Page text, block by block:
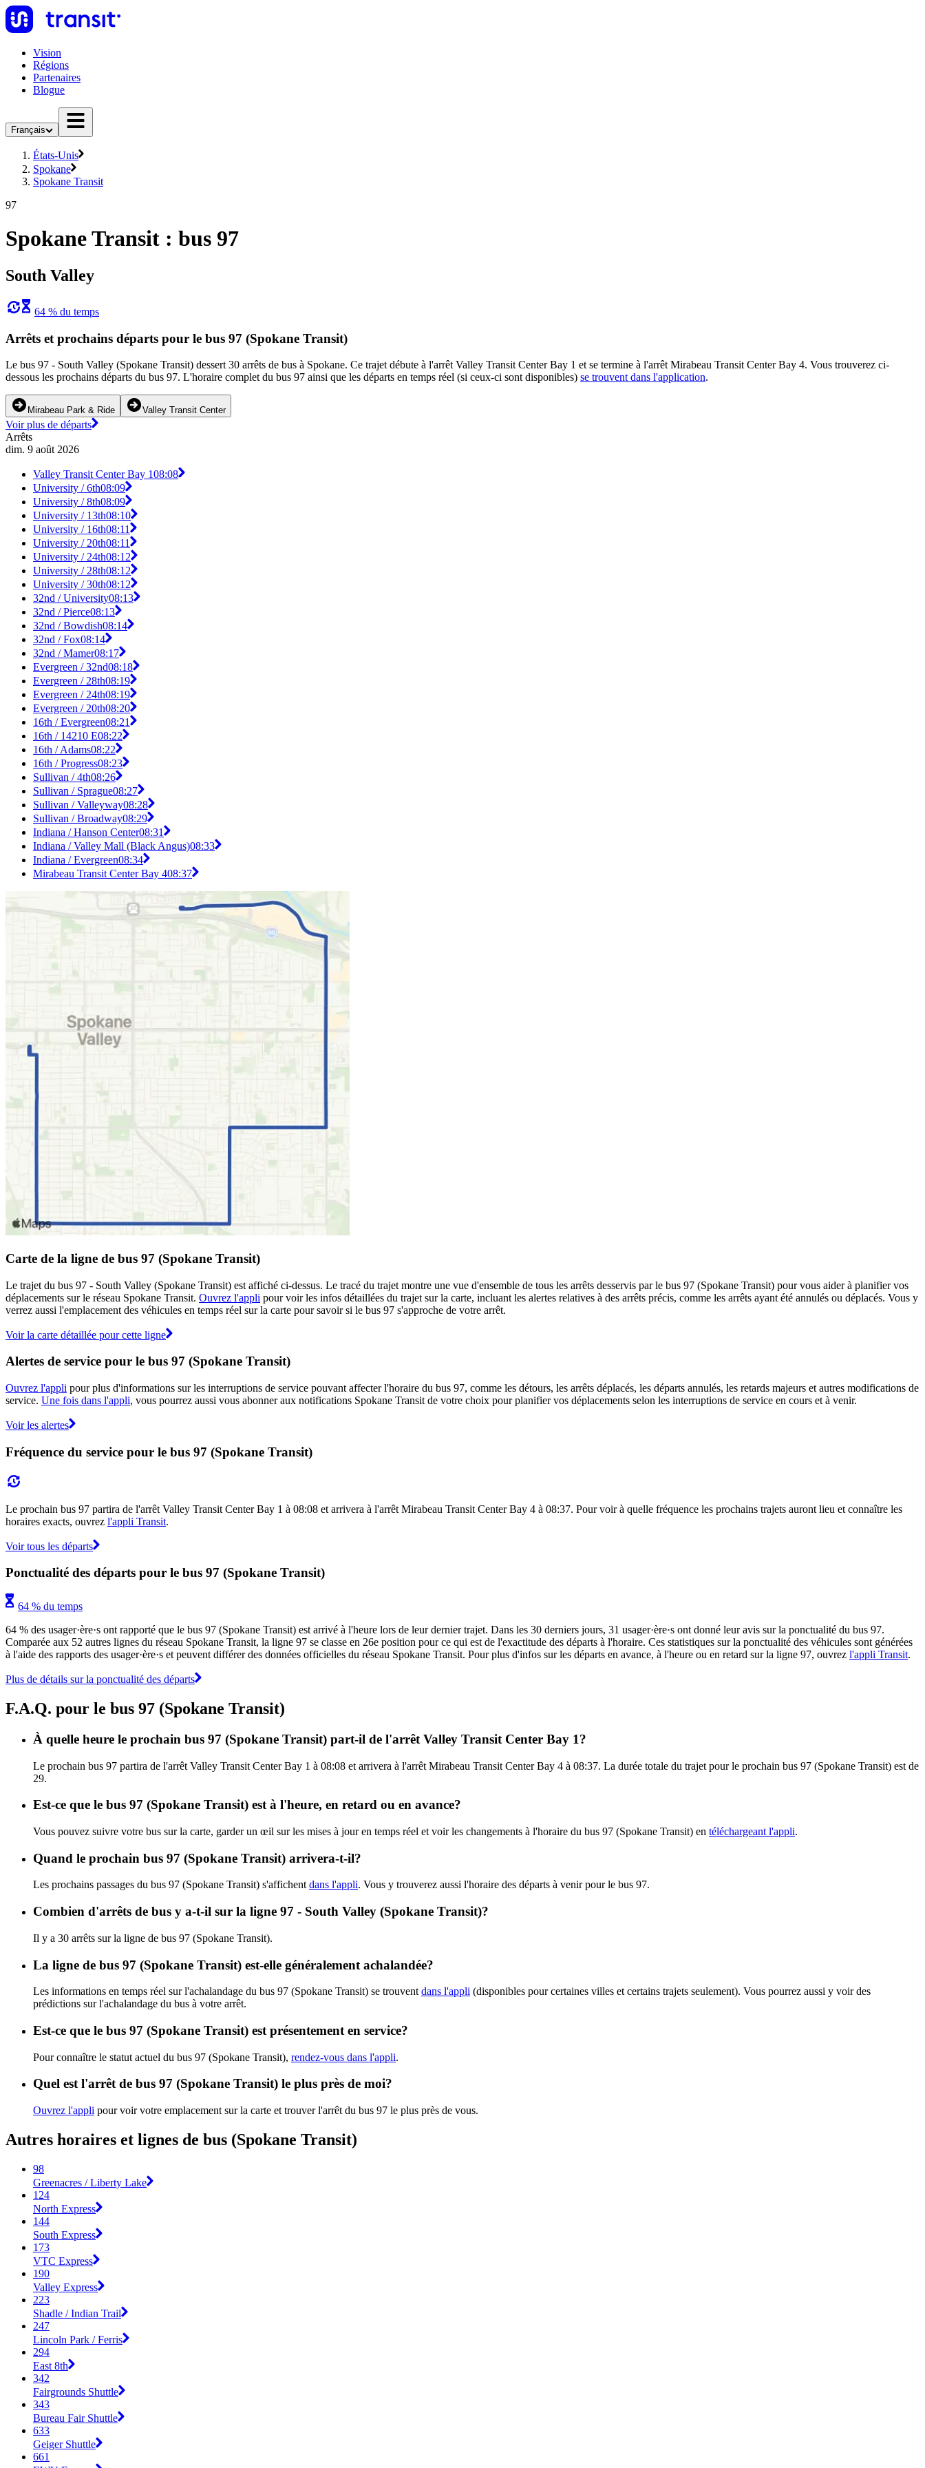
Vision
Régions
Partenaires
Blogue
Français
États-Unis
Spokane
Spokane Transit
97
Spokane Transit : bus 97
South Valley
64 % du temps
Arrêts et prochains départs pour le bus 97 (Spokane Transit)
Le bus 97 - South Valley (Spokane Transit) dessert 30 arrêts de bus à Spokane. Ce trajet débute à l'arrêt Valley Transit Center Bay 1 et se termine à l'arrêt Mirabeau Transit Center Bay 4. Vous trouverez ci-
dessous les prochains départs du bus 97. L'horaire complet du bus 97 ainsi que les départs en temps réel (si ceux-ci sont disponibles) se trouvent dans l'application.
Mirabeau Park & Ride Valley Transit Center
Voir plus de départs
Arrêts
dim. 9 août 2026
Valley Transit Center Bay 108:08
University / 6th08:09
University / 8th08:09
University / 13th08:10
University / 16th08:11
University / 20th08:11
University / 24th08:12
University / 28th08:12
University / 30th08:12
32nd / University08:13
32nd / Pierce08:13
32nd / Bowdish08:14
32nd / Fox08:14
32nd / Mamer08:17
Evergreen / 32nd08:18
Evergreen / 28th08:19
Evergreen / 24th08:19
Evergreen / 20th08:20
16th / Evergreen08:21
16th / 14210 E08:22
16th / Adams08:22
16th / Progress08:23
Sullivan / 4th08:26
Sullivan / Sprague08:27
Sullivan / Valleyway08:28
Sullivan / Broadway08:29
Indiana / Hanson Center08:31
Indiana / Valley Mall (Black Angus)08:33
Indiana / Evergreen08:34
Mirabeau Transit Center Bay 408:37
Carte de la ligne de bus 97 (Spokane Transit)
Le trajet du bus 97 - South Valley (Spokane Transit) est affiché ci-dessus. Le tracé du trajet montre une vue d'ensemble de tous les arrêts desservis par le bus 97 (Spokane Transit) pour vous aider à planifier vos
déplacements sur le réseau Spokane Transit. Ouvrez l'appli pour voir les infos détaillées du trajet sur la carte, incluant les alertes relatives à des arrêts précis, comme les arrêts ayant été annulés ou déplacés. Vous y
verrez aussi l'emplacement des véhicules en temps réel sur la carte pour savoir si le bus 97 s'approche de votre arrêt.
Voir la carte détaillée pour cette ligne
Alertes de service pour le bus 97 (Spokane Transit)
Ouvrez l'appli pour plus d'informations sur les interruptions de service pouvant affecter l'horaire du bus 97, comme les détours, les arrêts déplacés, les départs annulés, les retards majeurs et autres modifications de
service. Une fois dans l'appli, vous pourrez aussi vous abonner aux notifications Spokane Transit de votre choix pour planifier vos déplacements selon les interruptions de service en cours et à venir.
Voir les alertes
Fréquence du service pour le bus 97 (Spokane Transit)
Le prochain bus 97 partira de l'arrêt Valley Transit Center Bay 1 à 08:08 et arrivera à l'arrêt Mirabeau Transit Center Bay 4 à 08:37. Pour voir à quelle fréquence les prochains trajets auront lieu et connaître les
horaires exacts, ouvrez l'appli Transit.
Voir tous les départs
Ponctualité des départs pour le bus 97 (Spokane Transit)
64 % du temps
64 % des usager·ère·s ont rapporté que le bus 97 (Spokane Transit) est arrivé à l'heure lors de leur dernier trajet. Dans les 30 derniers jours, 31 usager·ère·s ont donné leur avis sur la ponctualité du bus 97.
Comparée aux 52 autres lignes du réseau Spokane Transit, la ligne 97 se classe en 26e position pour ce qui est de l'exactitude des départs à l'horaire. Ces statistiques sur la ponctualité des véhicules sont générées
à l'aide des rapports des usager·ère·s et peuvent différer des données officielles du réseau Spokane Transit. Pour plus d'infos sur les départs en avance, à l'heure ou en retard sur la ligne 97, ouvrez l'appli Transit.
Plus de détails sur la ponctualité des départs
F.A.Q. pour le bus 97 (Spokane Transit)
À quelle heure le prochain bus 97 (Spokane Transit) part-il de l'arrêt Valley Transit Center Bay 1?
Le prochain bus 97 partira de l'arrêt Valley Transit Center Bay 1 à 08:08 et arrivera à l'arrêt Mirabeau Transit Center Bay 4 à 08:37. La durée totale du trajet pour le prochain bus 97 (Spokane Transit) est de
29.
Est-ce que le bus 97 (Spokane Transit) est à l'heure, en retard ou en avance?
Vous pouvez suivre votre bus sur la carte, garder un œil sur les mises à jour en temps réel et voir les changements à l'horaire du bus 97 (Spokane Transit) en téléchargeant l'appli.
Quand le prochain bus 97 (Spokane Transit) arrivera-t-il?
Les prochains passages du bus 97 (Spokane Transit) s'affichent dans l'appli. Vous y trouverez aussi l'horaire des départs à venir pour le bus 97.
Combien d'arrêts de bus y a-t-il sur la ligne 97 - South Valley (Spokane Transit)?
Il y a 30 arrêts sur la ligne de bus 97 (Spokane Transit).
La ligne de bus 97 (Spokane Transit) est-elle généralement achalandée?
Les informations en temps réel sur l'achalandage du bus 97 (Spokane Transit) se trouvent dans l'appli (disponibles pour certaines villes et certains trajets seulement). Vous pourrez aussi y voir des
prédictions sur l'achalandage du bus à votre arrêt.
Est-ce que le bus 97 (Spokane Transit) est présentement en service?
Pour connaître le statut actuel du bus 97 (Spokane Transit), rendez-vous dans l'appli.
Quel est l'arrêt de bus 97 (Spokane Transit) le plus près de moi?
Ouvrez l'appli pour voir votre emplacement sur la carte et trouver l'arrêt du bus 97 le plus près de vous.
Autres horaires et lignes de bus (Spokane Transit)
98
Greenacres / Liberty Lake
124
North Express
144
South Express
173
VTC Express
190
Valley Express
223
Shadle / Indian Trail
247
Lincoln Park / Ferris
294
East 8th
342
Fairgrounds Shuttle
343
Bureau Fair Shuttle
633
Geiger Shuttle
661